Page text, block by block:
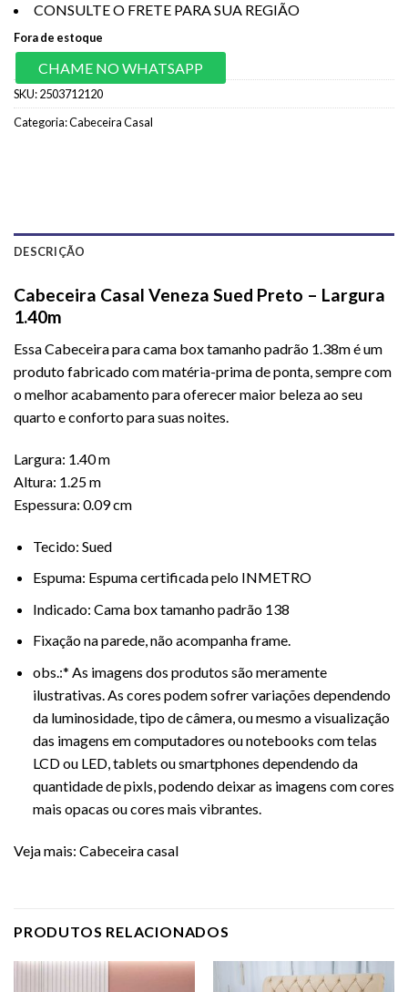
CONSULTE O FRETE PARA SUA REGIÃO
Fora de estoque
CHAME NO WHATSAPP
SKU:2503712120
Categoria:Cabeceira Casal
DESCRIÇÃO
Cabeceira Casal Veneza Sued Preto – Largura
1.40m
EssaCabeceirapara cama box tamanho padrão 1.38m é um
produto fabricado com matéria-prima de ponta, sempre com
o melhor acabamento para oferecer maior beleza ao seu
quarto e conforto para suas noites.
Largura: 1.40 m
Altura: 1.25 m
Espessura: 0.09 cm
Tecido: Sued
Espuma: Espuma certificada pelo INMETRO
Indicado: Camabox tamanho padrão 138
Fixação na parede, não acompanha frame.
obs.:* As imagens dos produtos são meramente
ilustrativas. As cores podem sofrer variações dependendo
da luminosidade, tipo de câmera, ou mesmo a visualização
das imagens em computadores ou notebooks com telas
LCD ou LED, tablets ou smartphones dependendo da
quantidade de pixls, podendo deixar as imagens com cores
mais opacas ou cores mais vibrantes.
Veja mais: Cabeceira casal
PRODUTOS RELACIONADOS